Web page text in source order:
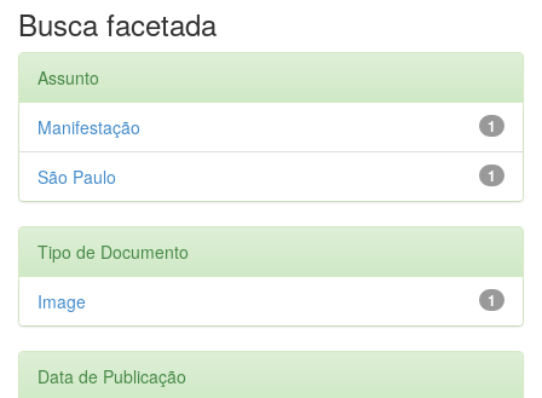
Busca facetada
Assunto
1
Manifestação
1
São Paulo
Tipo de Documento
1
Image
Data de Publicação